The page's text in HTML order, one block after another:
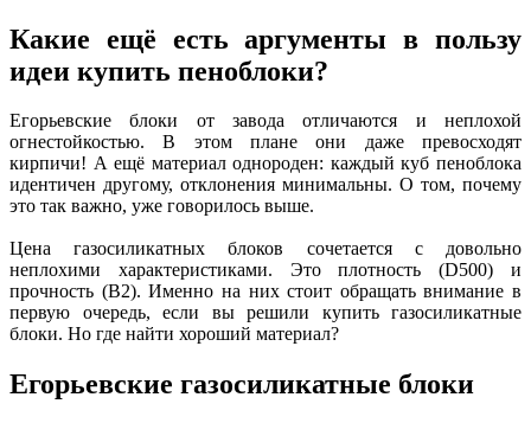
Какие ещё есть аргументы в пользу
идеи купить пеноблоки?
Егорьевские блоки от завода отличаются и неплохой
огнестойкостью. В этом плане они даже превосходят
кирпичи! А ещё материал однороден: каждый куб пеноблока
идентичен другому, отклонения минимальны. О том, почему
это так важно, уже говорилось выше.
Цена газосиликатных блоков сочетается с довольно
неплохими характеристиками. Это плотность (D500) и
прочность (В2). Именно на них стоит обращать внимание в
первую очередь, если вы решили купить газосиликатные
блоки. Но где найти хороший материал?
Егорьевские газосиликатные блоки